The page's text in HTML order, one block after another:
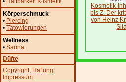
Kosmetik-
bis Z: Der
von Heinz
• Haltbarkeit Kosmetik
Körperschmuck
• Piercing
• Tätowierungen
Wellness
• Sauna
Düfte
Copyright, Haftung,
Impressum